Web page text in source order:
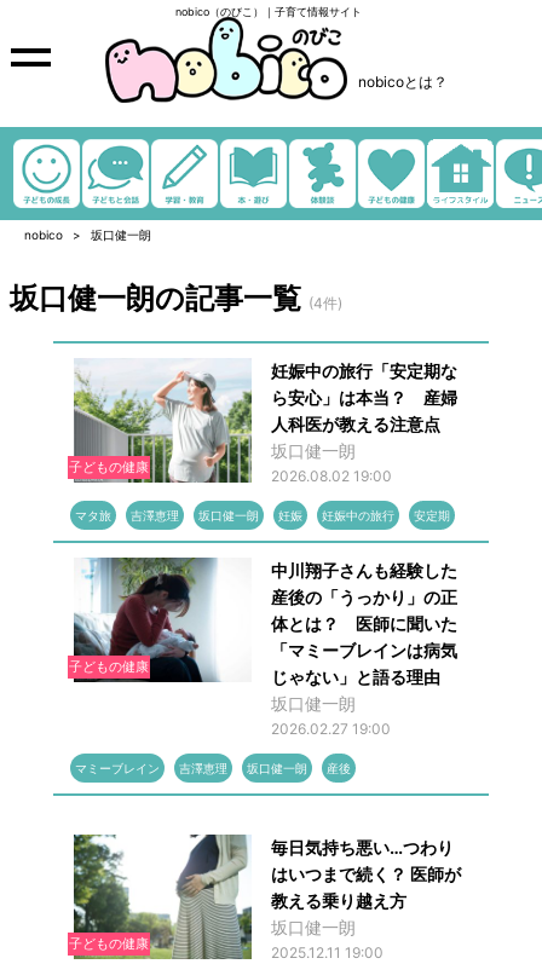
nobico（のびこ）｜子育て情報サイト
nobicoとは？
nobico 坂口健一朗
坂口健一朗の記事一覧 (4件)
子どもの健康
妊娠中の旅行「安定期な
ら安心」は本当？ 産婦
人科医が教える注意点
坂口健一朗
2026.08.02 19:00
マタ旅 吉澤恵理 坂口健一朗 妊娠 妊娠中の旅行 安定期
子どもの健康
中川翔子さんも経験した
産後の「うっかり」の正
体とは？ 医師に聞いた
「マミーブレインは病気
じゃない」と語る理由
坂口健一朗
2026.02.27 19:00
マミーブレイン 吉澤恵理 坂口健一朗 産後
子どもの健康
毎日気持ち悪い…つわり
はいつまで続く？ 医師が
教える乗り越え方
坂口健一朗
2025.12.11 19:00